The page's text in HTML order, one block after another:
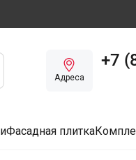
Адреса
+7
Фасадная плитка